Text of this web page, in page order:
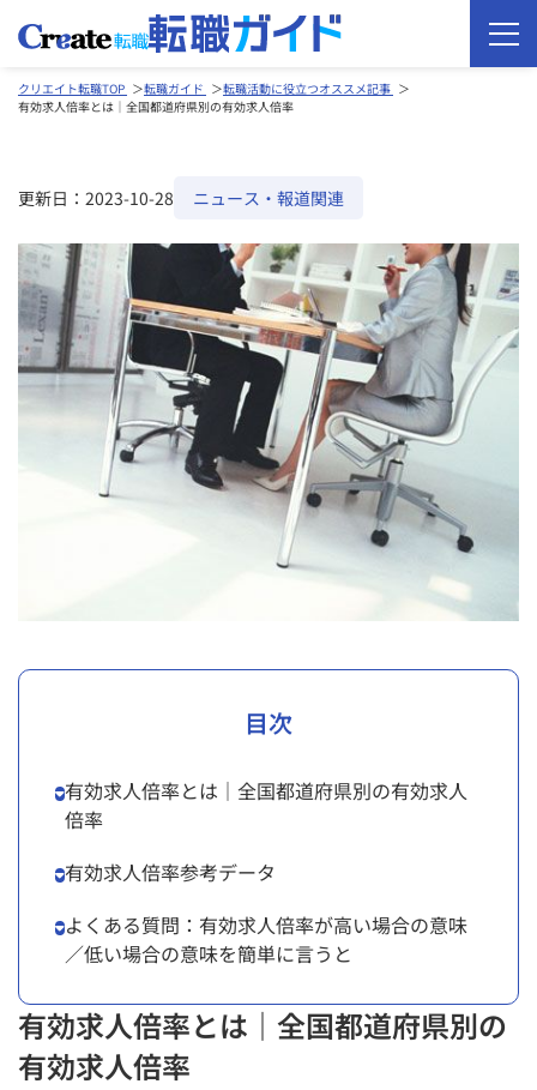
クリエイト転職TOP 転職ガイド
転職活動に役立つオススメ記事
有効求人倍率とは｜全国都道府県別の有効求人倍率
更新日：2023-10-28 ニュース・報道関連
目次
有効求人倍率とは｜全国都道府県別の有効求人
倍率
有効求人倍率参考データ
よくある質問：有効求人倍率が高い場合の意味
／低い場合の意味を簡単に言うと
有効求人倍率とは｜全国都道府県別の
有効求人倍率